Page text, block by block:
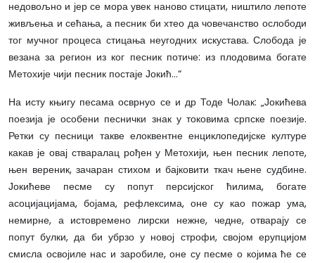
недовољно и јер се мора увек наново стицати, ништило лепоте
живљења и сећања, а песник би хтео да човечанство ослободи
тог мучног процеса стицања неугодних искустава. Слобода је
везана за регион из ког песник потиче: из плодовима богате
Метохије чији песник постаје Јокић…“
На исту књигу песама осврнуо се и др Тоде Чолак: „Јокићева
поезија је особени песнички знак у токовима српске поезије.
Ретки су песници такве елоквентне енциклопедијске културе
какав је овај стваралац рођен у Метохији, њен песник лепоте,
њен вереник, зачаран стихом и бајковити ткач њене судбине.
Јокићеве песме су попут персијског ћилима, богате
асоцијацијама, бојама, рефлексима, оне су као пожар ума,
немирне, а истовремено лирски нежне, чедне, отварају се
попут булки, да би убрзо у новој строфи, својом ерупцијом
смисла освојиле нас и заробиле, оне су песме о којима ће се